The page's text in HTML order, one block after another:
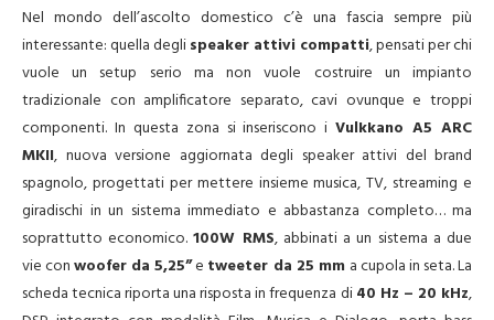
Nel mondo dell’ascolto domestico c’è una fascia sempre più
interessante: quella deglispeaker attivi compatti, pensati per chi
vuole un setup serio ma non vuole costruire un impianto
tradizionale con amplificatore separato, cavi ovunque e troppi
componenti. In questa zona si inseriscono iVulkkano A5 ARC
MKII, nuova versione aggiornata degli speaker attivi del brand
spagnolo, progettati per mettere insieme musica, TV, streaming e
giradischi in un sistema immediato e abbastanza completo… ma
soprattutto economico.100W RMS, abbinati a un sistema a due
vie conwoofer da 5,25”e tweeter da 25 mm a cupola in seta. La
scheda tecnica riporta una risposta in frequenza di40 Hz – 20 kHz,